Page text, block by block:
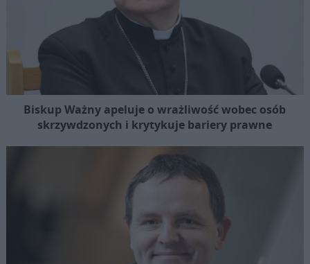
Biskup Ważny apeluje o wrażliwość wobec osób
skrzywdzonych i krytykuje bariery prawne